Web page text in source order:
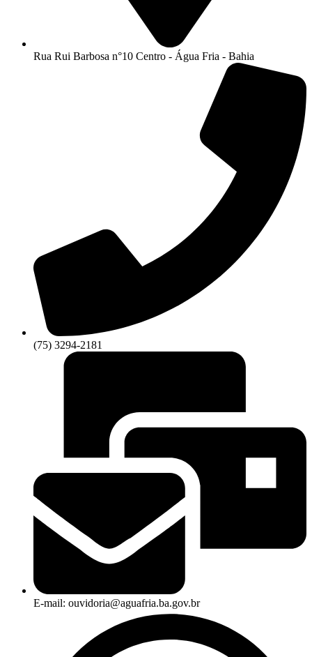
Rua Rui Barbosa n°10 Centro - Água Fria - Bahia
(75) 3294-2181
E-mail: ouvidoria@aguafria.ba.gov.br